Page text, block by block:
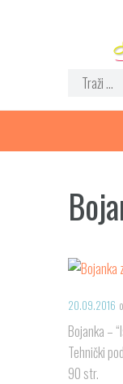
20.09.2016
Bojanka –
Tehnički
90 str.